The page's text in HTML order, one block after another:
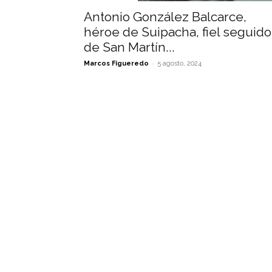
Antonio González Balcarce,
héroe de Suipacha, fiel
de San Martín...
Marcos Figueredo - 5 agosto, 2024